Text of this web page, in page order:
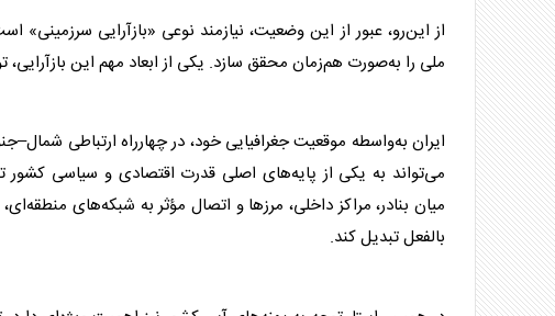
از این‌رو، عبور از این وضعیت، نیازمند نوعی «بازآرایی
ملی را به‌صورت هم‌زمان محقق سازد. یکی از ابعاد مهم این
ایران به‌واسطه موقعیت جغرافیایی خود، در چهارراه ارتباطی
می‌تواند به یکی از پایه‌های اصلی قدرت اقتصادی و سیاسی کشور
میان بنادر، مراکز داخلی، مرزها و اتصال مؤثر به شبکه‌های
بالفعل تبدیل کند.